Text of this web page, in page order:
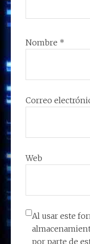
Nombre *
Correo
Web
Al usar este
por parte de